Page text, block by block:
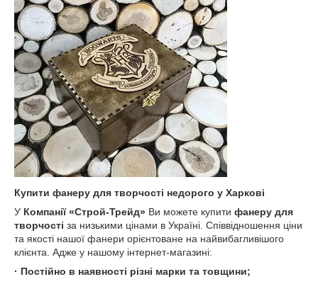
Купити фанеру для творчості недорого у Харкові
У Компанії «Строй-Трейд» Ви можете купити фанеру для
творчості за низькими цінами в Україні. Співвідношення ціни
та якості нашої фанери орієнтоване на найвибагливішого
клієнта. Адже у нашому інтернет-магазині:
· Постійно в наявності різні марки та товщини;